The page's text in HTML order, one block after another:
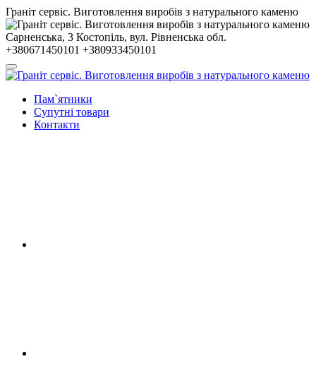
Гранiт сервiс. Виготовлення виробів з натурального каменю
Сарненська, 3 Костопiль, вул. Рiвненська обл.
+380671450101 +380933450101
Пам`ятники
Супутні товари
Контакти